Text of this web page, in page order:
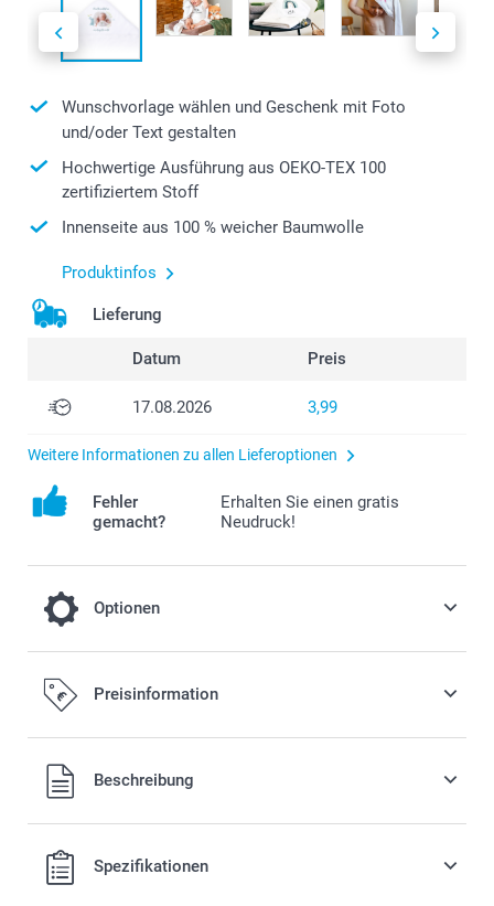
Wunschvorlage wählen und Geschenk mit Foto
und/oder Text gestalten
Hochwertige Ausführung aus OEKO-TEX 100
zertifiziertem Stoff
Innenseite aus 100 % weicher Baumwolle
Produktinfos
Lieferung
Datum Preis
17.08.2026 3,99
Weitere Informationen zu allen Lieferoptionen
Fehler
gemacht?
Erhalten Sie einen gratis
Neudruck!
Optionen
Fügen Sie Ihrer Bestellung eine Miffy
Spardose hinzu
17,95/Stück
Ideal für jedes Kinderzimmer als praktische Dekoration
Leicht zu reinigen, aus staubabweisendem, bruchfestem
Preisinformation
Alle Preise verstehen sich in EURO (€) inkl. MwSt. und zzgl.
Versandkosten.Beschreibung
Spezifikationen